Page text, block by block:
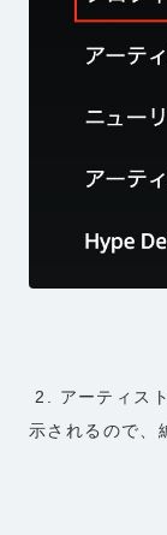
2. アーティス
示されるので、